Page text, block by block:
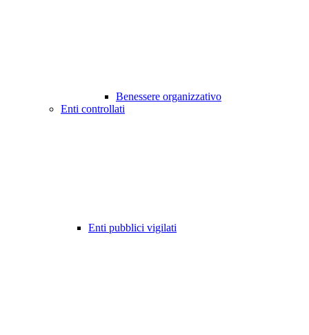
Benessere organizzativo
Enti controllati
Enti pubblici vigilati